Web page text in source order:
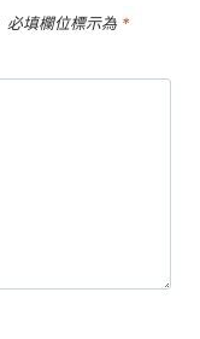
必填欄位標示為 *